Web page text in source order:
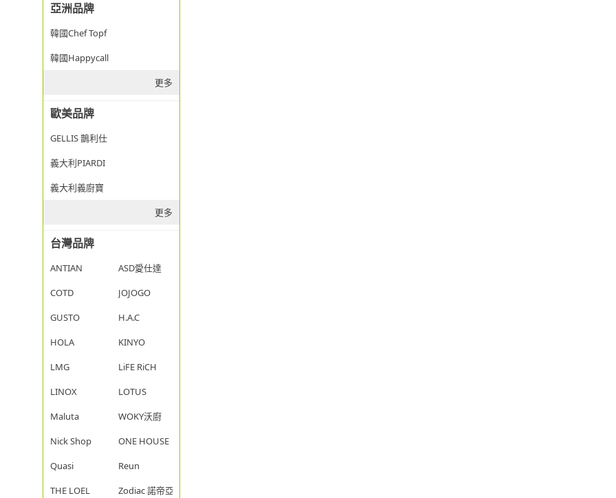
亞洲品牌
韓國Chef Topf
韓國Happycall
更多
歐美品牌
GELLIS 鵲利仕
義大利PIARDI
義大利義廚寶
更多
台灣品牌
ANTIAN
ASD愛仕達
COTD
JOJOGO
GUSTO
H.A.C
HOLA
KINYO
LMG
LiFE RiCH
LINOX
LOTUS
Maluta
WOKY沃廚
Nick Shop
ONE HOUSE
Quasi
Reun
THE LOEL
Zodiac 諾帝亞